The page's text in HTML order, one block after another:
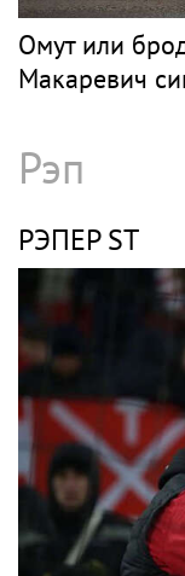
Омут или
Макаревич
Рэп
РЭПЕР ST